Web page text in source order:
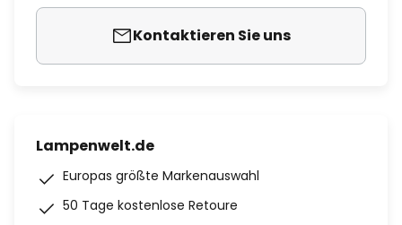
Kontaktieren Sie uns
Lampenwelt.de
Europas größte Markenauswahl
50 Tage kostenlose Retoure